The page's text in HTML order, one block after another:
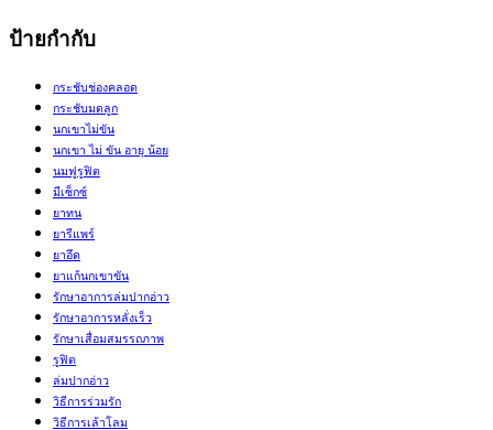
ป้ายกำกับ
กระชับช่องคลอด
กระชับมดลูก
นกเขาไม่ขัน
นกเขา ไม่ ขัน อายุ น้อย
นมฟูรูฟิต
มีเซ็กซ์
ยาทน
ยารีแพร์
ยาอึด
ยาแก้นกเขาขัน
รักษาอาการล่มปากอ่าว
รักษาอาการหลั่งเร็ว
รักษาเสื่อมสมรรถภาพ
รูฟิต
ล่มปากอ่าว
วิธีการร่วมรัก
วิธีการเล้าโลม